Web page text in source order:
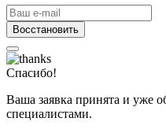
Восстановить
Спасибо!
Ваша заявка принята и уже
специалистами.